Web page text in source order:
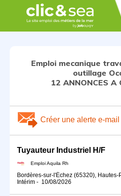
Emploi mecanique
outillage
12 ANNONCES A
Créer une alerte e-mail
Tuyauteur Industriel H/F
Emploi Aquila Rh
Bordères-sur-l'Échez (65320), Hautes-
Intérim - 10/08/2026